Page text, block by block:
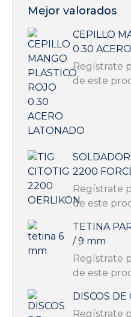
Mejor valorados
CEPILLO
0.30
Regístrate
de este
2200
Regístrate
de este
TETINA
/ 9 mm
Regístrate
de este
DISCOS DE
Regístrate